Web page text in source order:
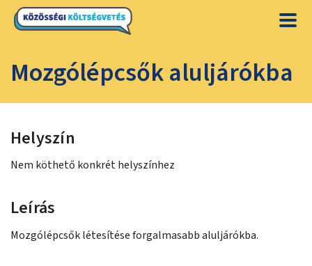
Mozgólépcsők aluljárókba
Helyszín
Nem köthető konkrét helyszínhez
Leírás
Mozgólépcsők létesítése forgalmasabb aluljárókba.